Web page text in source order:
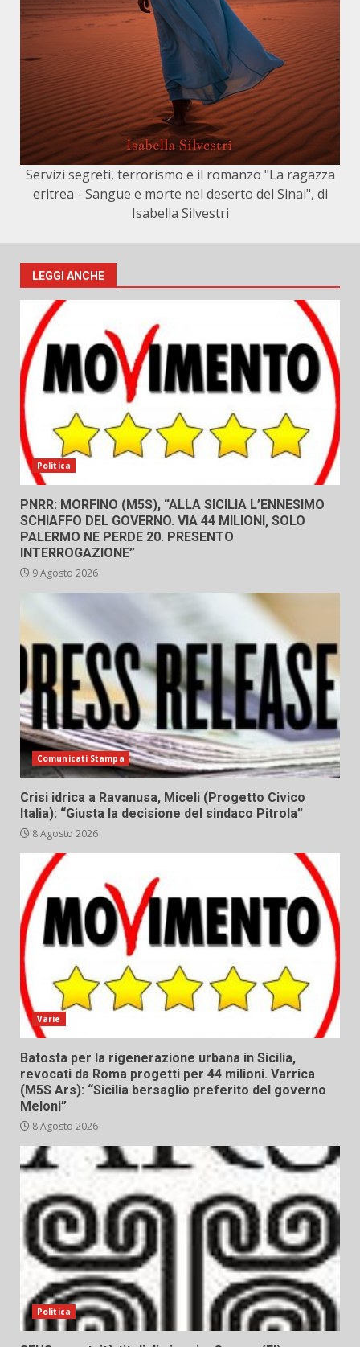
Servizi segreti, terrorismo e il romanzo "La ragazza
eritrea - Sangue e morte nel deserto del Sinai", di
Isabella Silvestri
LEGGI ANCHE
Politica
PNRR: MORFINO (M5S), “ALLA SICILIA L’ENNESIMO
SCHIAFFO DEL GOVERNO. VIA 44 MILIONI, SOLO
PALERMO NE PERDE 20. PRESENTO
INTERROGAZIONE”
9 Agosto 2026
Comunicati Stampa
Crisi idrica a Ravanusa, Miceli (Progetto Civico
Italia): “Giusta la decisione del sindaco Pitrola”
8 Agosto 2026
Varie
Batosta per la rigenerazione urbana in Sicilia,
revocati da Roma progetti per 44 milioni. Varrica
(M5S Ars): “Sicilia bersaglio preferito del governo
Meloni”
8 Agosto 2026
Politica